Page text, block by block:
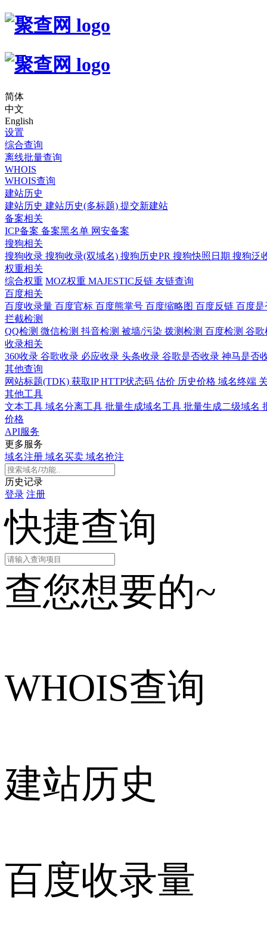
简体
中文
English
设置
综合查询
离线批量查询
WHOIS
WHOIS查询
建站历史
建站历史 建站历史(多标题) 提交新建站
备案相关
ICP备案 备案黑名单 网安备案
搜狗相关
搜狗收录 搜狗收录(双域名) 搜狗历史PR 搜狗快照日期 搜狗泛
权重相关
综合权重 MOZ权重 MAJESTIC反链 友链查询
百度相关
百度收录量 百度官标 百度熊掌号 百度缩略图 百度反链 百度
拦截检测
QQ检测 微信检测 抖音检测 被墙/污染 拨测检测 百度检测 谷
收录相关
360收录 谷歌收录 必应收录 头条收录 谷歌是否收录 神马是否
其他查询
网站标题(TDK) 获取IPHTTP状态码 估价 历史价格 域名终端
其他工具
文本工具 域名分离工具 批量生成域名工具 批量生成二级域名
价格
API服务
更多服务
域名注册 域名买卖 域名抢注
历史记录
登录 注册
快捷查询
查您想要的~
WHOIS查询
建站历史
百度收录量